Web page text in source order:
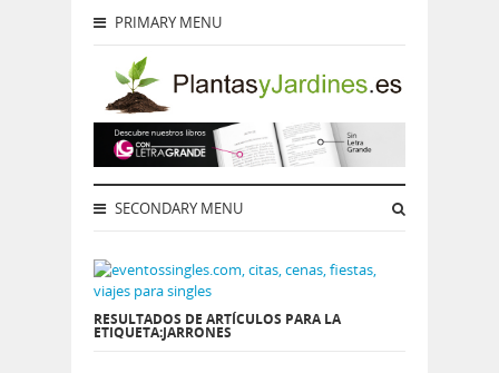
PRIMARY MENU
SECONDARY MENU
RESULTADOS DE ARTÍCULOS PARA LA
ETIQUETA:JARRONES